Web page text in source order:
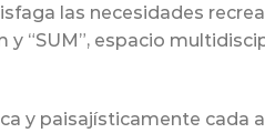
las necesidades
“SUM”, espacio
y paisajísticamente cada